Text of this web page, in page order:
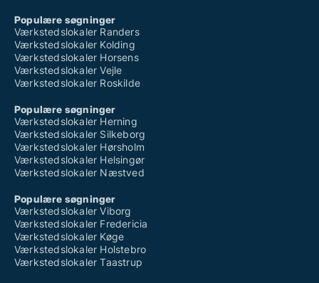
Populære søgninger
Værkstedslokaler Randers
Værkstedslokaler Kolding
Værkstedslokaler Horsens
Værkstedslokaler Vejle
Værkstedslokaler Roskilde
Populære søgninger
Værkstedslokaler Herning
Værkstedslokaler Silkeborg
Værkstedslokaler Hørsholm
Værkstedslokaler Helsingør
Værkstedslokaler Næstved
Populære søgninger
Værkstedslokaler Viborg
Værkstedslokaler Fredericia
Værkstedslokaler Køge
Værkstedslokaler Holstebro
Værkstedslokaler Taastrup